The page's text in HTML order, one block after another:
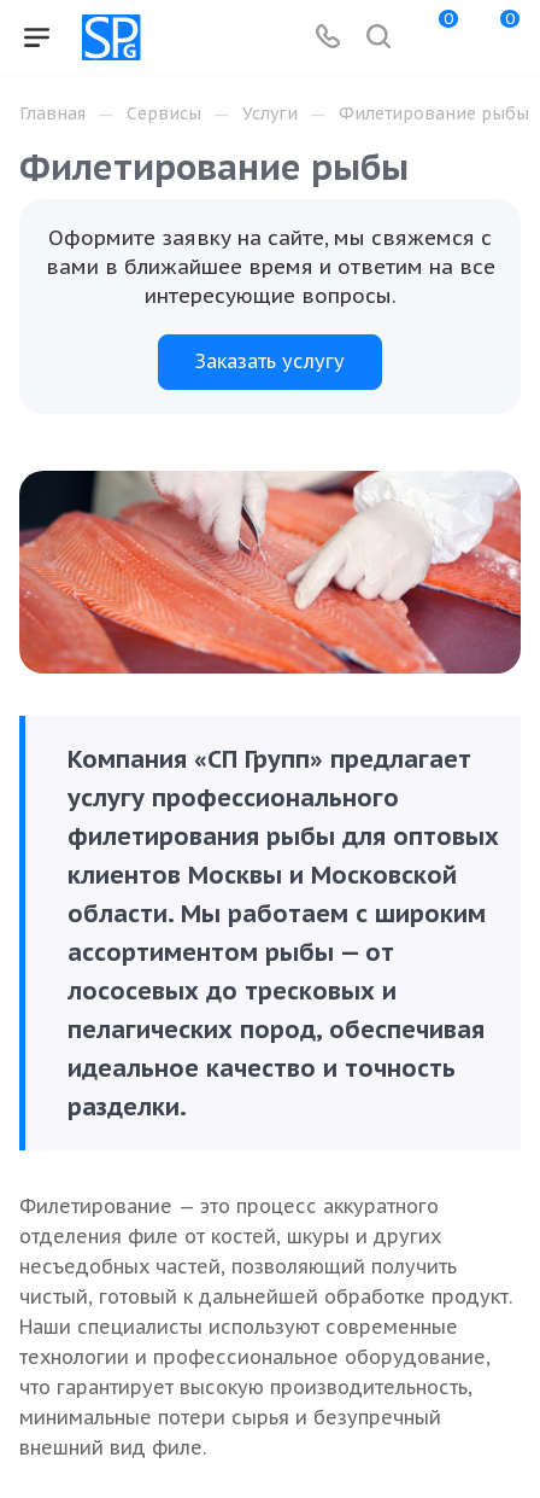
0 0
Главная — Сервисы — Услуги — Филетирование рыбы
Филетирование рыбы
Оформите заявку на сайте, мы свяжемся с
вами в ближайшее время и ответим на все
интересующие вопросы.
Заказать услугу
Компания «СП Групп» предлагает
услугу профессионального
филетирования рыбы для оптовых
клиентов Москвы и Московской
области. Мы работаем с широким
ассортиментом рыбы — от
лососевых до тресковых и
пелагических пород, обеспечивая
идеальное качество и точность
разделки.
Филетирование — это процесс аккуратного
отделения филе от костей, шкуры и других
несъедобных частей, позволяющий получить
чистый, готовый к дальнейшей обработке продукт.
Наши специалисты используют современные
технологии и профессиональное оборудование,
что гарантирует высокую производительность,
минимальные потери сырья и безупречный
внешний вид филе.